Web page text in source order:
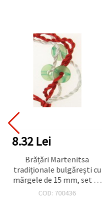
8.32 Lei
Brățări Martenitsa
tradiționale bulgărești cu
mărgele de 15 mm, set de
12, asortate
COD: 700436